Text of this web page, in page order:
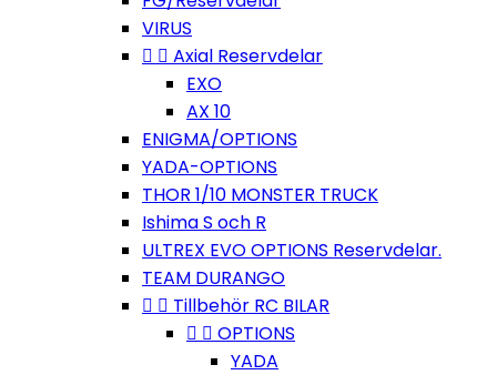
VIRUS
  Axial Reservdelar
EXO
AX 10
ENIGMA/OPTIONS
YADA-OPTIONS
THOR 1/10 MONSTER TRUCK
Ishima S och R
ULTREX EVO OPTIONS Reservdelar.
TEAM DURANGO
  Tillbehör RC BILAR
  OPTIONS
YADA